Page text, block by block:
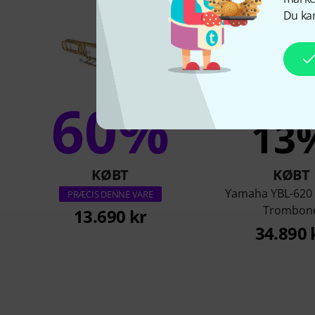
Du
60%
KØBT
PRÆCIS DENNE VARE
13.690 kr
KØBT
Yamaha YBL-620
34.890